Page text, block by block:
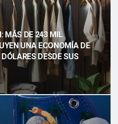
MÁS DE 243 MIL
UNA ECONOMÍA DE
DESDE SUS